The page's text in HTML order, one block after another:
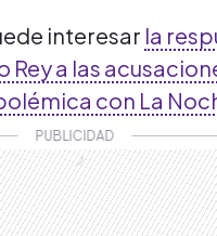
interesar la
Rey a las
con La